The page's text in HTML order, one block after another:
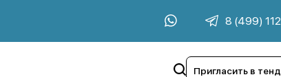
8 (499)
Пригласить в